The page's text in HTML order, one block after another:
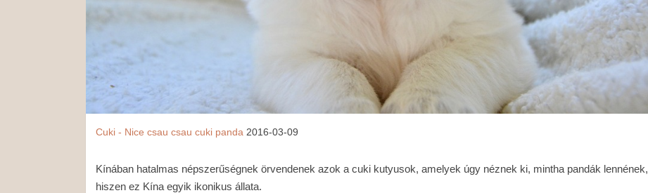
Cuki - Nice csau csau cuki panda 2016-03-09
Kínában hatalmas népszerűségnek örvendenek azok a cuki kutyusok, amelyek úgy néznek ki, mintha pandák lennének,
hiszen ez Kína egyik ikonikus állata.